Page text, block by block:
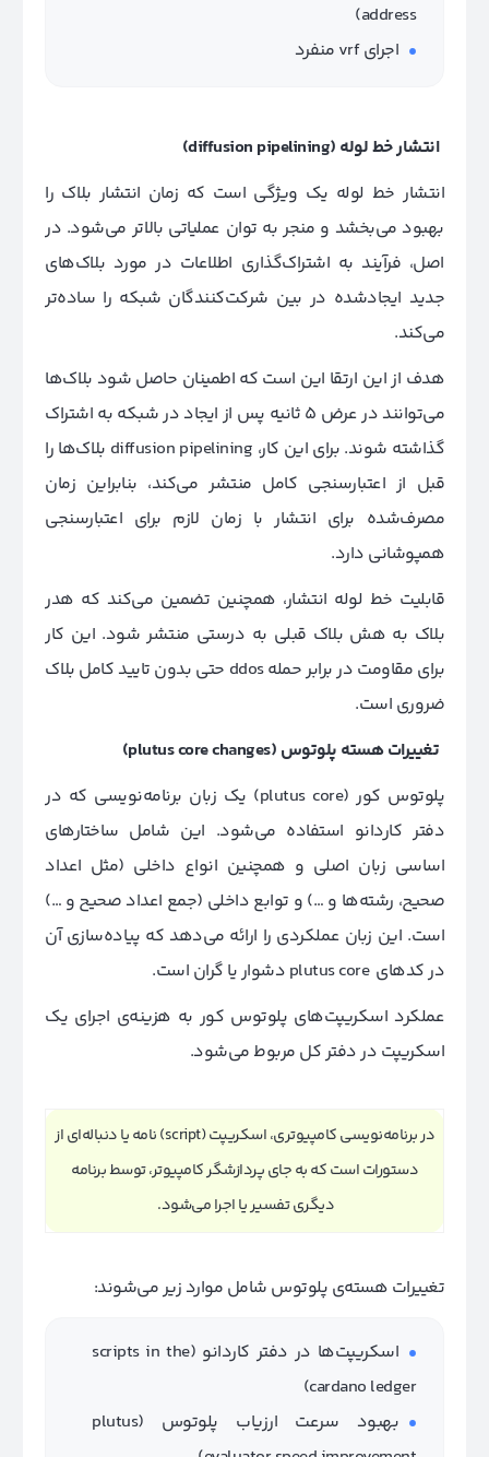
address)
اجرای vrf منفرد
انتشار خط لوله (diffusion pipelining)
انتشار خط لوله یک ویژگی است که زمان انتشار بلاک را
بهبود می‌بخشد و منجر به توان عملیاتی بالاتر می‌شود. در
اصل، فرآیند به اشتراک‌گذاری اطلاعات در مورد بلاک‌های
جدید ایجادشده در بین شرکت‌کنندگان شبکه را ساده‌تر
می‌کند.
هدف از این ارتقا این است که اطمینان حاصل شود بلاک‌ها
می‌توانند در عرض 5 ثانیه پس از ایجاد در شبکه به اشتراک
گذاشته شوند. برای این کار، diffusion pipelining بلاک‌ها را
قبل از اعتبارسنجی کامل منتشر می‌کند، بنابراین زمان
مصرف‌شده برای انتشار با زمان لازم برای اعتبارسنجی
همپوشانی دارد.
قابلیت خط لوله انتشار، همچنین تضمین می‌کند که هدر
بلاک به هش بلاک قبلی به درستی منتشر شود. این کار
برای مقاومت در برابر حمله ddos حتی بدون تایید کامل بلاک
ضروری است.
تغییرات هسته پلوتوس (plutus core changes)
پلوتوس کور (plutus core) یک زبان برنامه‌نویسی که در
دفتر کاردانو استفاده می‌شود. این شامل ساختارهای
اساسی زبان اصلی و همچنین انواع داخلی (مثل اعداد
صحیح، رشته‌ها و …) و توابع داخلی (جمع اعداد صحیح و …)
است. این زبان عملکردی را ارائه می‌دهد که پیاده‌سازی آن
در کدهای plutus core دشوار یا گران است.
عملکرد اسکریپت‌های پلوتوس کور به هزینه‌ی اجرای یک
اسکریپت در دفتر کل مربوط می‌شود.
در برنامه‌نویسی کامپیوتری، اسکریپت (script) نامه یا دنباله‌ای از
دستورات است که به جای پردازشگر کامپیوتر، توسط برنامه
دیگری تفسیر یا اجرا می‌شود.
تغییرات هسته‌ی پلوتوس شامل موارد زیر می‌شوند:
اسکریپت‌ها در دفتر کاردانو (scripts in the
cardano ledger)
بهبود سرعت ارزیاب پلوتوس (plutus